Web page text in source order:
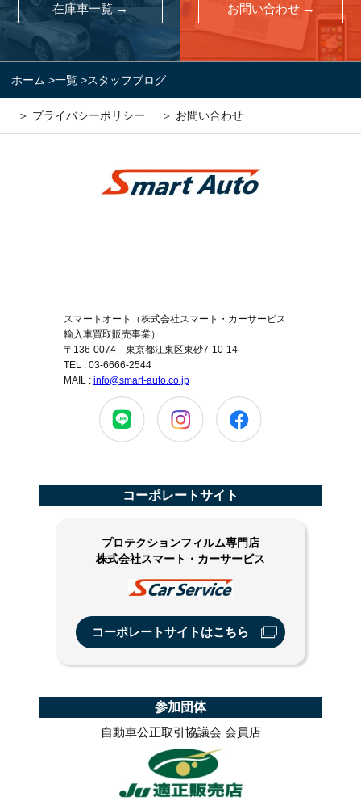
在庫車一覧 → お問い合わせ →
ホーム >一覧 >スタッフブログ
＞ プライバシーポリシー ＞ お問い合わせ
スマートオート（株式会社スマート・カーサービス
輸入車買取販売事業）
〒136-0074 東京都江東区東砂7-10-14
TEL : 03-6666-2544
MAIL : info@smart-auto.co.jp
コーポレートサイト
プロテクションフィルム専門店
株式会社スマート・カーサービス
コーポレートサイトはこちら
参加団体
自動車公正取引協議会 会員店